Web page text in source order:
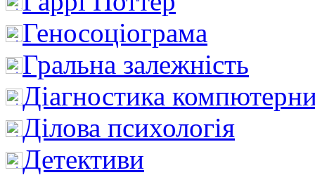
Геносоціограма
Гральна залежність
Діагностика
Ділова психологія
Детективи